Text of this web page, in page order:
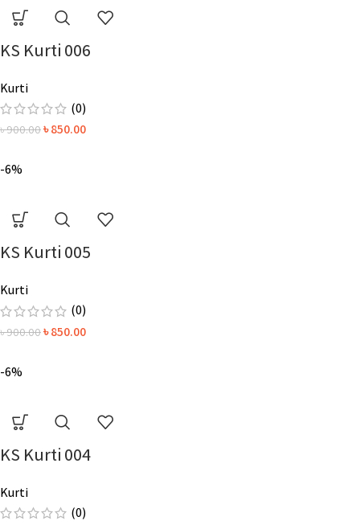
KS Kurti 006
Kurti
(0)
৳900.00৳850.00
-6%
KS Kurti 005
Kurti
(0)
৳900.00৳850.00
-6%
KS Kurti 004
Kurti
(0)